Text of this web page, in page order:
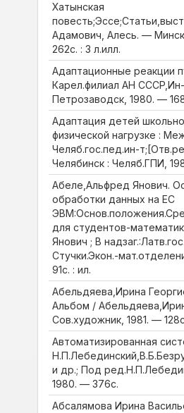
Хатынская
Адамович, Алесь. —
262с. : 3 л.илл.
Адаптационные реакции
Карел.филиал АН
Петрозаводск, 1980. —
Адаптация детей
физической нагрузке :
Челяб.гос.пед.ин-
Челябинск : Челяб.ГПИ,
Абеле,Альфред Янович.
обработки данных на ЕС
для студентов-
Янович ; В
Стучки.Экон.-
91с. : ил.
Абельдяева,Ирина
Альбом /
Сов.художник, 1981. —
Автоматизированная
и др.; Под
1980. — 376с.
Абсалямова Ирина